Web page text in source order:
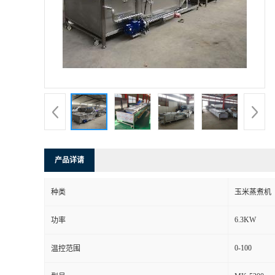
产品详请
种类 玉米蒸煮机
功率 6.3KW
温控范围 0-100